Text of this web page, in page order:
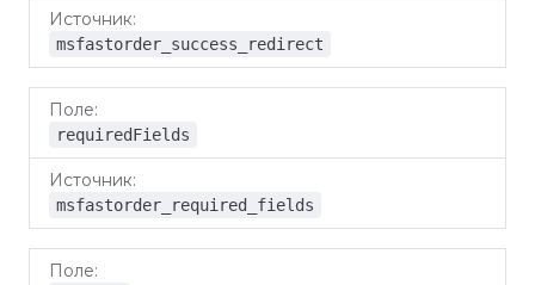
msfastorder_success_redirect
requiredFields
msfastorder_required_fields